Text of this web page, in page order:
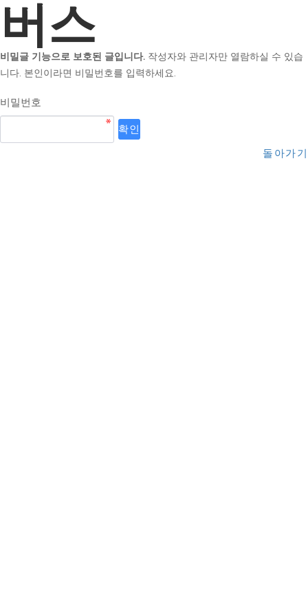
버스
비밀글 기능으로 보호된 글입니다. 작성자와 관리자만 열람하실 수 있습
니다. 본인이라면 비밀번호를 입력하세요.
비밀번호
돌아가기